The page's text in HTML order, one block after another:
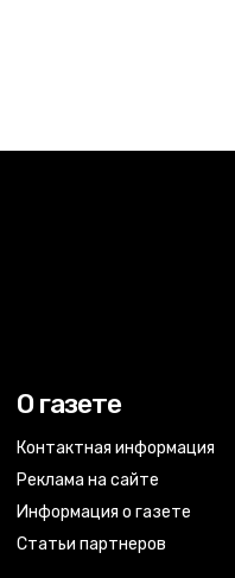
О газете
Контактная информация
Реклама на сайте
Информация о газете
Статьи партнеров